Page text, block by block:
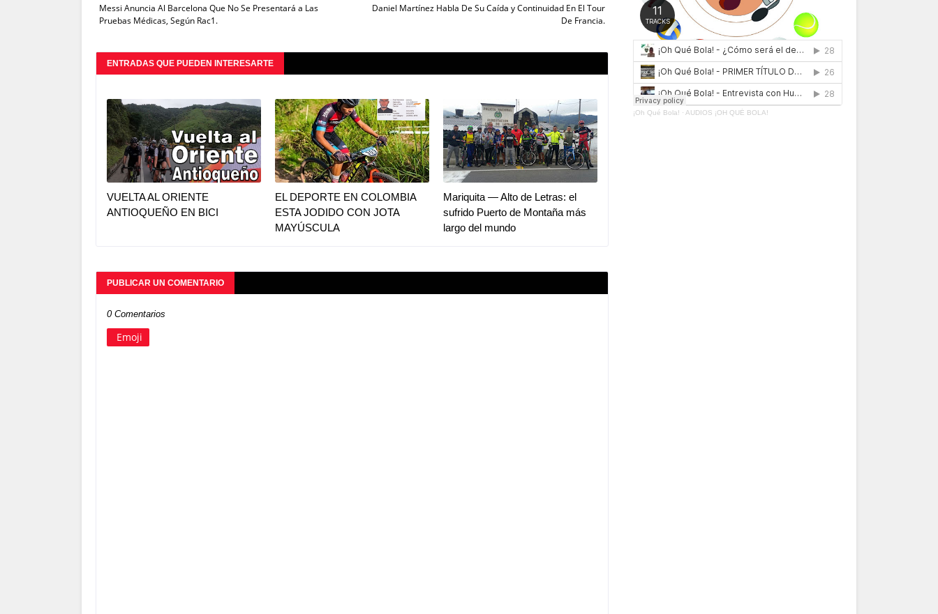
Daniel Martínez Habla De Su Caída y Continuidad En El Tour
De Francia.
Messi Anuncia Al Barcelona Que No Se Presentará a Las
Pruebas Médicas, Según Rac1.
ENTRADAS QUE PUEDEN INTERESARTE
VUELTA AL ORIENTE
ANTIOQUEÑO EN BICI
EL DEPORTE EN COLOMBIA
ESTA JODIDO CON JOTA
MAYÚSCULA
Mariquita — Alto de Letras: el
sufrido Puerto de Montaña más
largo del mundo
PUBLICAR UN COMENTARIO
0 Comentarios
Emoji
¡Oh Qué Bola! · AUDIOS ¡OH QUÉ BOLA!